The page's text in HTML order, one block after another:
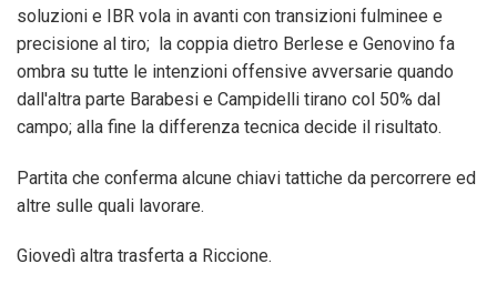
soluzioni e IBR vola in avanti con transizioni fulminee e
precisione al tiro; la coppia dietro Berlese e Genovino fa
ombra su tutte le intenzioni offensive avversarie quando
dall'altra parte Barabesi e Campidelli tirano col 50% dal
campo; alla fine la differenza tecnica decide il risultato.
Partita che conferma alcune chiavi tattiche da percorrere ed
altre sulle quali lavorare.
Giovedì altra trasferta a Riccione.